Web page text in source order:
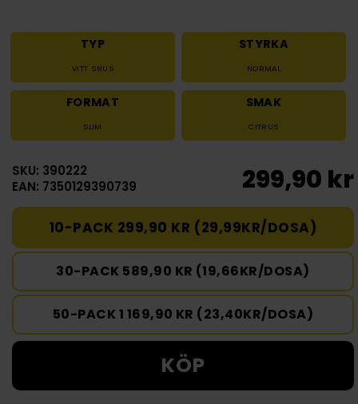
TYP
VITT SNUS
STYRKA
NORMAL
FORMAT
SLIM
SMAK
CITRUS
SKU: 390222
EAN: 7350129390739
299,90 kr
10-PACK 299,90 KR (29,99KR/DOSA)
30-PACK 589,90 KR (19,66KR/DOSA)
50-PACK 1 169,90 KR (23,40KR/DOSA)
KÖP